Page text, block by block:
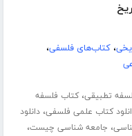
،کتاب‌های فلسفی،
تطبیقی،کتاب فلسفه
کتاب علمی فلسفی،دانلود
، جامعه شناسی چیست،